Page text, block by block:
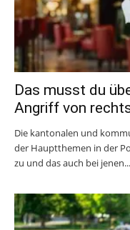
Das musst du
Angriff von
Die kantonalen und
der Hauptthemen in der
zu und das auch bei jenen...